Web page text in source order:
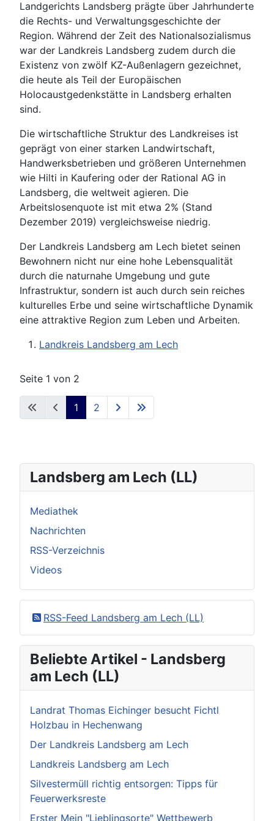
Landgerichts Landsberg prägte über Jahrhunderte
die Rechts- und Verwaltungsgeschichte der
Region. Während der Zeit des Nationalsozialismus
war der Landkreis Landsberg zudem durch die
Existenz von zwölf KZ-Außenlagern gezeichnet,
die heute als Teil der Europäischen
Holocaustgedenkstätte in Landsberg erhalten
sind.
Die wirtschaftliche Struktur des Landkreises ist
geprägt von einer starken Landwirtschaft,
Handwerksbetrieben und größeren Unternehmen
wie Hilti in Kaufering oder der Rational AG in
Landsberg, die weltweit agieren. Die
Arbeitslosenquote ist mit etwa 2% (Stand
Dezember 2019) vergleichsweise niedrig.
Der Landkreis Landsberg am Lech bietet seinen
Bewohnern nicht nur eine hohe Lebensqualität
durch die naturnahe Umgebung und gute
Infrastruktur, sondern ist auch durch sein reiches
kulturelles Erbe und seine wirtschaftliche Dynamik
eine attraktive Region zum Leben und Arbeiten.
Landkreis Landsberg am Lech
Seite 1 von 2
1 2
Landsberg am Lech (LL)
Mediathek
Nachrichten
RSS-Verzeichnis
Videos
RSS-Feed Landsberg am Lech (LL)
Beliebte Artikel - Landsberg
am Lech (LL)
Landrat Thomas Eichinger besucht Fichtl
Holzbau in Hechenwang
Der Landkreis Landsberg am Lech
Landkreis Landsberg am Lech
Silvestermüll richtig entsorgen: Tipps für
Feuerwerksreste
Erster Mein "Lieblingsorte" Wettbewerb